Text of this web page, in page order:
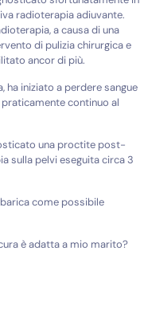
radioterapia adiuvante.
a causa di una
di pulizia chirurgica e
ancor di più.
iniziato a perdere sangue
continuo al
una proctite post-
sulla pelvi eseguita circa 3
come possibile
è adatta a mio marito?